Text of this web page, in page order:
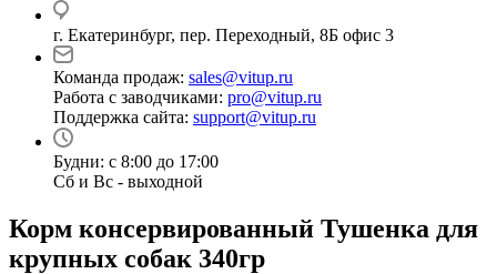
г. Екатеринбург, пер. Переходный, 8Б офис 3
Команда продаж: sales@vitup.ru
Работа с заводчиками: pro@vitup.ru
Поддержка сайта: support@vitup.ru
Будни: с 8:00 до 17:00
Сб и Вс - выходной
Корм консервированный Тушенка для
крупных собак 340гр